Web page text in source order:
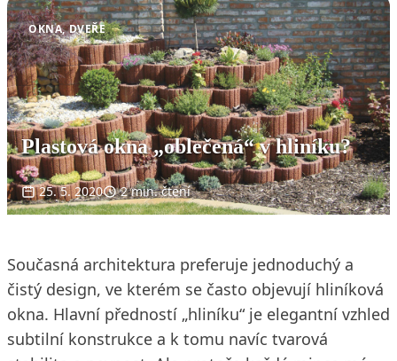
OKNA, DVEŘE
Plastová okna „oblečená“ v hliníku?
25. 5. 2020 2 min. čtení
Současná architektura preferuje jednoduchý a
čistý design, ve kterém se často objevují hliníková
okna. Hlavní předností „hliníku“ je elegantní vzhled
subtilní konstrukce a k tomu navíc tvarová